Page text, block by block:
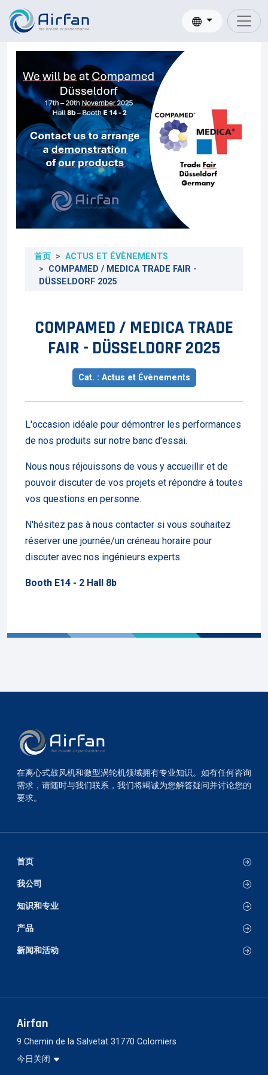
首页
ACTUS ET ÉVÈNEMENTS
COMPAMED / MEDICA TRADE FAIR -
DÜSSELDORF 2025
COMPAMED / MEDICA TRADE
FAIR - DÜSSELDORF 2025
Cat. : Actus et Évènements
L'occasion idéale pour démontrer les performances
de nos produits sur notre banc d'essai.
Nous nous réjouissons de vous y accueillir et de
pouvoir discuter de vos projets et répondre à toutes
vos questions en personne.
N'hésitez pas à nous contacter si vous souhaitez
réserver une journée/un créneau horaire pour
discuter avec nos ingénieurs experts.
Booth E14 - 2 Hall 8b
在离心式鼓风机和微型涡轮机领域拥有专业知识。如有任何咨询
需求，请随时与我们联系，我们将竭诚为您解答疑问并讨论您的
要求。
首页
我公司
知识和专业
产品
新闻和活动
Airfan
9 Chemin de la Salvetat 31770 Colomiers
今日关闭